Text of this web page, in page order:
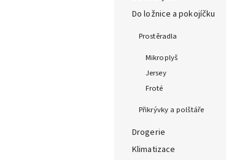
Do ložnice a pokojíčku
Prostěradla
Mikroplyš
Jersey
Froté
Přikrývky a polštáře
Drogerie
Klimatizace